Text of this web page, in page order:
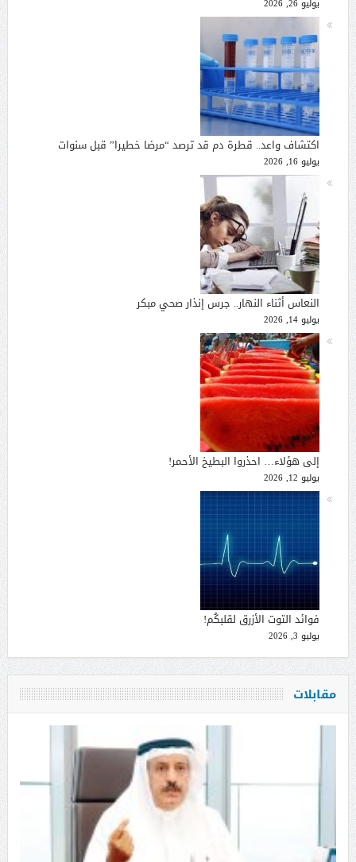
اكتشاف واعد.. قطرة دم قد ترصد “مرضا خطيرا” قبل سنوات
يوليو 16, 2026
النعاس أثناء النهار.. جرس إنذار صحي مبكر
يوليو 14, 2026
إلى هؤلاء… احذروا البطيخ الأحمر!
يوليو 12, 2026
فوائد التوت الأزرق لقلبكُم!
يوليو 3, 2026
مقابلات